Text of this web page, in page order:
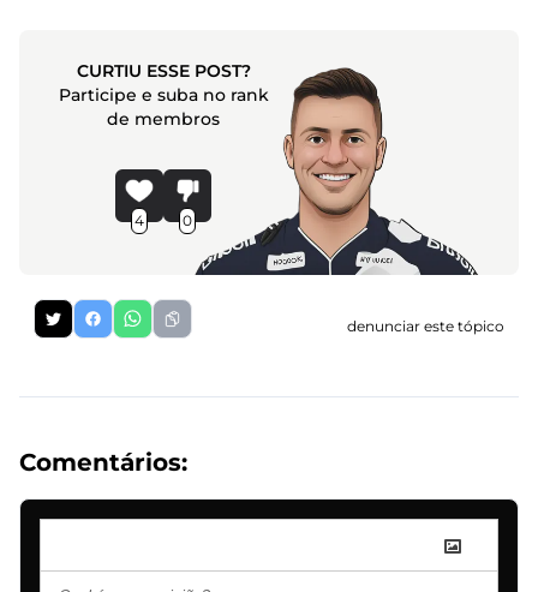
CURTIU ESSE POST?
Participe e suba no rank
de membros
4 0
denunciar este tópico
Comentários: